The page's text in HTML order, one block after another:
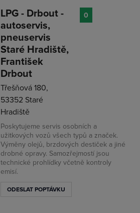
LPG - Drbout -
autoservis,
pneuservis
Staré Hradiště,
František
Drbout
Třešňová 180,
53352 Staré
Hradiště
Poskytujeme servis osobních a
užitkových vozů všech typů a značek.
Výměny olejů, brzdových destiček a jiné
drobné opravy. Samozřejmostí jsou
technické prohlídky včetně kontroly
emisí.
ODESLAT POPTÁVKU
0